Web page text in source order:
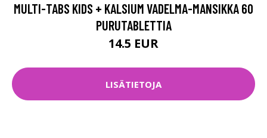
MULTI-TABS KIDS + KALSIUM VADELMA-MANSIKKA 60
PURUTABLETTIA
14.5 EUR
LISÄTIETOJA